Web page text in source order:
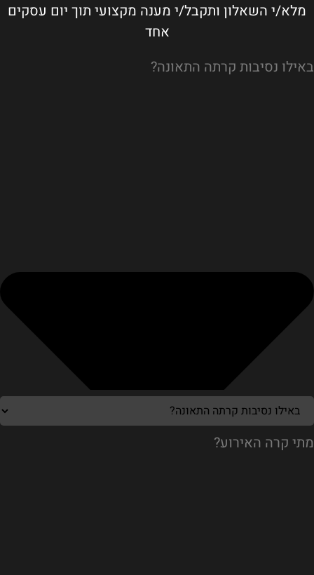
מלא/י השאלון ותקבל/י מענה מקצועי תוך יום עסקים
אחד
באילו נסיבות קרתה התאונה?
מתי קרה האירוע?